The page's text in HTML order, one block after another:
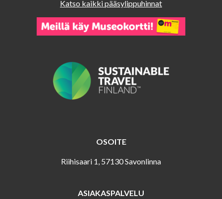
Katso kaikki pääsylippuhinnat
OSOITE
Riihisaari 1, 57130 Savonlinna
ASIAKASPALVELU